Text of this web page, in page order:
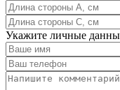
Укажите личные